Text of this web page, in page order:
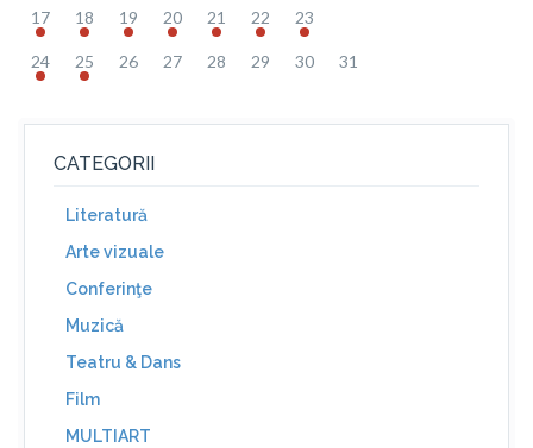
17 18 19 20 21 22 23
24 25 26 27 28 29 30 31
CATEGORII
Literatură
Arte vizuale
Conferinţe
Muzică
Teatru & Dans
Film
MULTIART